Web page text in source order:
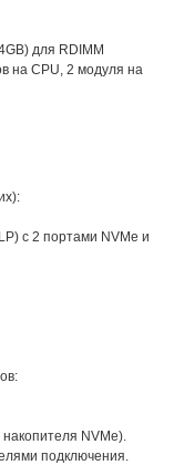
для RDIMM
на CPU, 2 модуля на
с 2 портами NVMe и
NVMe).
подключения.